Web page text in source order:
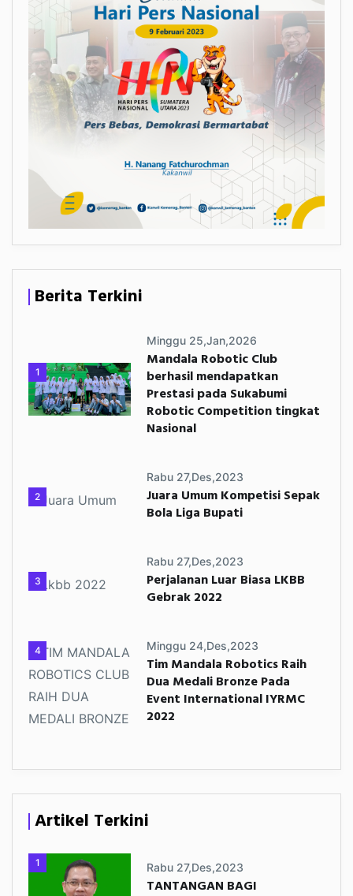
Berita Terkini
1
Minggu 25,Jan,2026
Mandala Robotic Club
berhasil mendapatkan
Prestasi pada Sukabumi
Robotic Competition tingkat
Nasional
2
Rabu 27,Des,2023
Juara Umum Kompetisi Sepak
Bola Liga Bupati
3
Rabu 27,Des,2023
Perjalanan Luar Biasa LKBB
Gebrak 2022
4 Minggu 24,Des,2023
Tim Mandala Robotics Raih
Dua Medali Bronze Pada
Event International IYRMC
2022
Artikel Terkini
1 Rabu 27,Des,2023
TANTANGAN BAGI